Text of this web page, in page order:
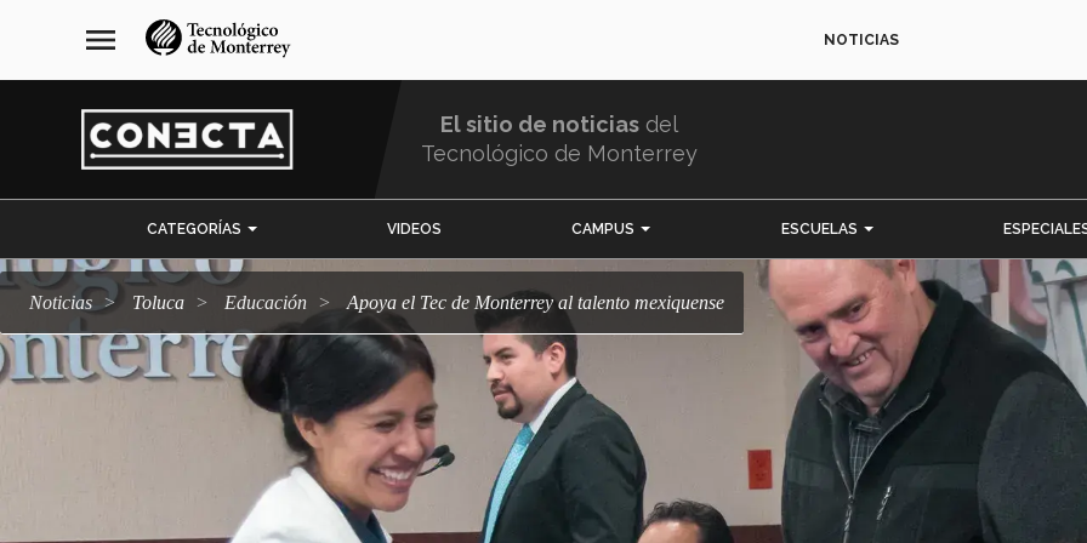
navegación
principal
menu NOTICIAS
El sitio de noticias del
Tecnológico de Monterrey
CATEGORÍAS VIDEOS CAMPUS ESCUELAS
Noticias Toluca Educación Apoya el Tec de Monterrey al talento mexiquense